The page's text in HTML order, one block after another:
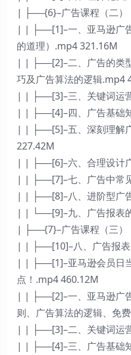
| ├──{6}–广告课程（二）
| | ├──[1]–一、亚马逊广
的道理）.mp4 321.16M
| | ├──[2]–二、广告的类
巧及广告算法的逻辑.mp4
| | ├──[3]–三、关键词运
| | ├──[4]–四、广告基础
| | ├──[5]–五、深刻理解
227.42M
| | ├──[6]–六、合理设计
| | ├──[7]–七、广告中常
| | ├──[8]–八、进阶型广
| | └──[9]–九、广告报表
| ├──{7}–广告课程（三）
| | ├──[10]–八、广告报
| | ├──[1]–亚马逊会员日
点！.mp4 460.12M
| | ├──[2]–一、亚马逊广
则、广告算法的逻辑、免
| | ├──[3]–二、关键词运
| | ├──[4]–三、广告基础